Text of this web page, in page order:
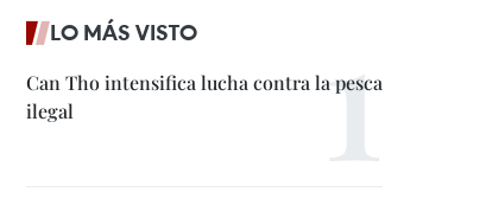
LO MÁS VISTO
Can Tho intensifica lucha contra la pesca
ilegal